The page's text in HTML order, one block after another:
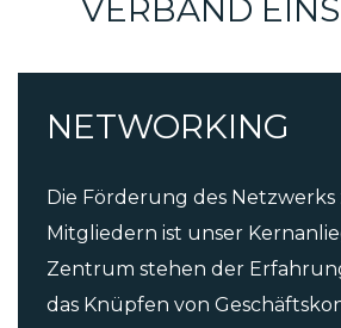
VERBAND
NET­WORKING
Die Förderung des Netzwerks
Mitgliedern ist unser
Zentrum stehen der
das Knüpfen von